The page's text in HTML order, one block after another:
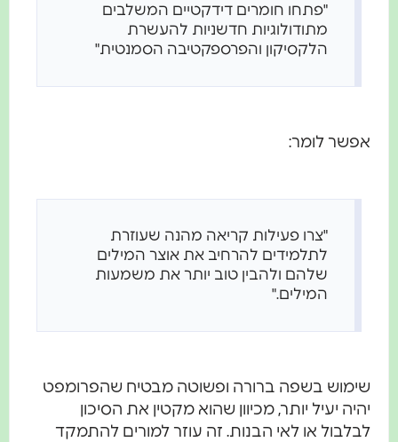
"פתחו חומרים דידקטיים המשלבים
מתודולוגיות חדשניות להעשרת
הלקסיקון והפרספקטיבה הסמנטית"
אפשר לומר:
"צרו פעילות קריאה מהנה שעוזרת
לתלמידים להרחיב את אוצר המילים
שלהם ולהבין טוב יותר את משמעות
המילים."
שימוש בשפה ברורה ופשוטה מבטיח שהפרומפט
יהיה יעיל יותר, מכיוון שהוא מקטין את הסיכון
לבלבול או לאי הבנות. זה עוזר למורים להתמקד